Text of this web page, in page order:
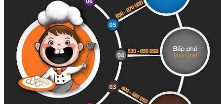
Kinh Doanh Mô Hình Đồ Uống Thịnh Hành
Kinh Doanh Chuỗi Và Nhượng Quyền
Tiếng Anh Chuyên Ngành Pha Chế
Học Làm Kem
Học Pha Chế Trà Sữa
Chuyên Đề Pha Chế
Video Dạy Pha Chế
Làm Bánh
Nghiệp Vụ Bếp Trưởng Bếp Bánh
Nghiệp Vụ Bếp Bánh Quốc Tế
Nghiệp Vụ Quản Lý Bếp Bánh